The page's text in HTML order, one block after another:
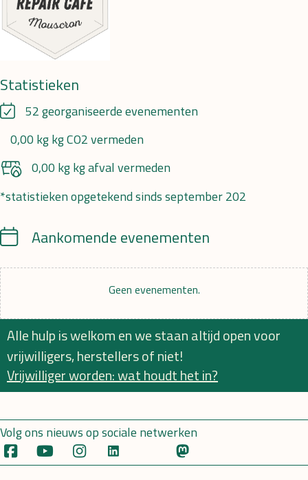
Statistieken
52 georganiseerde evenementen
0,00 kg kg CO2 vermeden
0,00 kg kg afval vermeden
*statistieken opgetekend sinds september 202
CalendrierAankomende evenementen
Geen evenementen.
Alle hulp is welkom en we staan altijd open voor
vrijwilligers, herstellers of niet!
Vrijwilliger worden: wat houdt het in?
Volg ons nieuws op sociale netwerken